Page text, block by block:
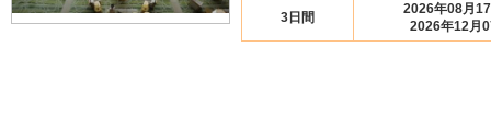
3日間
2026年08月
2026年12月